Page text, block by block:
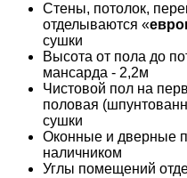
Стены, потолок,
отделываются «
сушки
Высота от пола до
мансарда - 2,2м
Чистовой пол на
половая
сушки
Оконные и дверные
наличником
Углы помещений